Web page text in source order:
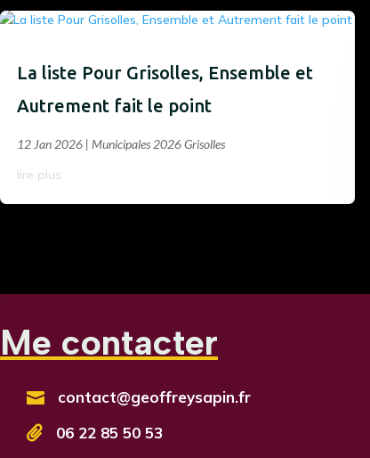
La liste Pour Grisolles, Ensemble et
Autrement fait le point
12 Jan 2026 | Municipales 2026 Grisolles
lire plus
Me contacter

contact@geoffreysapin.fr

06 22 85 50 53